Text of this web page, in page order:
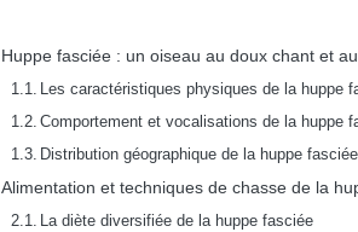
Huppe fasciée : un oiseau au doux chant et
Les caractéristiques physiques de la huppe
Comportement et vocalisations de la huppe
Distribution géographique de la huppe fasciée
Alimentation et techniques de chasse de la
La diète diversifiée de la huppe fasciée